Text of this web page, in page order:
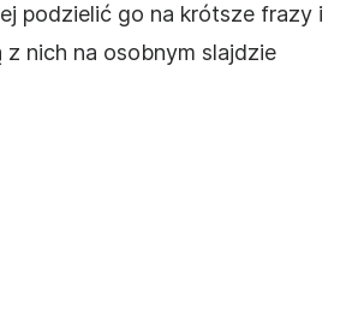
podzielić go na krótsze frazy i
z nich na osobnym slajdzie